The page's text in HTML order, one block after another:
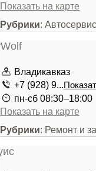
Показать на карте
Рубрики:
Владикавказ
+7 (928) 9...
пн-сб 08:30–18:00
Показать на карте
Рубрики: Ремонт и